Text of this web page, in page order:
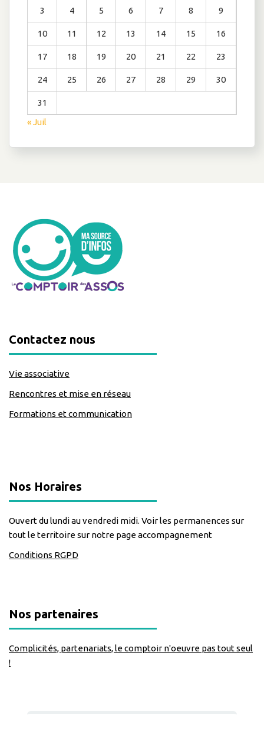
3 4 5 6 7 8 9
10 11 12 13 14 15 16
17 18 19 20 21 22 23
24 25 26 27 28 29 30
31
« Juil
Contactez nous
Vie associative
Rencontres et mise en réseau
Formations et communication
Nos Horaires
Ouvert du lundi au vendredi midi. Voir les permanences sur
tout le territoire sur notre page accompagnement
Conditions RGPD
Nos partenaires
Complicités, partenariats, le comptoir n'oeuvre pas tout seul
!